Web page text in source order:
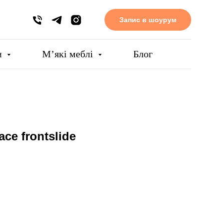
Запис в шоурум
Мʼякі меблі Блог
frontslide